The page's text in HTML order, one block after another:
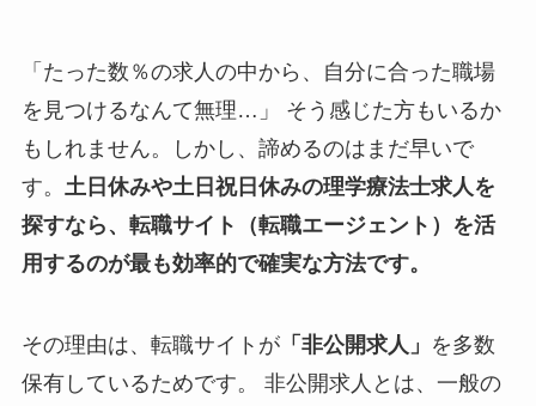
「たった数％の求人の中から、自分に合った職場
を見つけるなんて無理…」 そう感じた方もいるか
もしれません。しかし、諦めるのはまだ早いで
す。 土日休みや土日祝日休みの理学療法士求人を
探すなら、転職サイト（転職エージェント）を活
用するのが最も効率的で確実な方法です。
その理由は、転職サイトが「非公開求人」 を多数
保有しているためです。 非公開求人とは、一般の